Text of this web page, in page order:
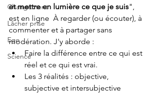
Changement
Lâcher prise
Ego
Science
et mettre en lumière ce que je suis",
est en ligne  À regarder (ou écouter), à
commenter et à partager sans
modération. J'y aborde :
Faire la différence entre ce qui est
réel et ce qui est vrai.
Les 3 réalités : objective,
subjective et intersubjective